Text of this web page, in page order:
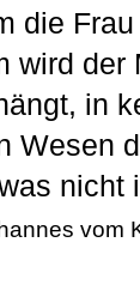
die
wird
in
Wesen
vom